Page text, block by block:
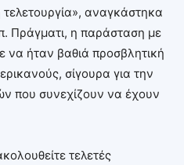
αναγκάστηκα
Πράγματι, η παράσταση με
να ήταν βαθιά προσβλητική
σίγουρα για την
που συνεχίζουν να έχουν
τελετές